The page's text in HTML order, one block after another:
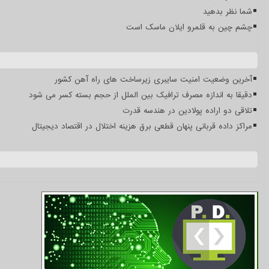
شما نظر بدهید
چشم چین به قلمرو ایلان ماسک است
آخرین وضعیت امنیت سایبری زیرساخت های راه آهن کشور
دقیقا به اندازه مصرف ترافیک بین الملل از حجم بسته کسر می شود
تلاقی دو اراده پولادین در هندسه قدرت
مراکز داده قربانی پنهان قطعی برق هزینه اختلال در اقتصاد دیجیتال